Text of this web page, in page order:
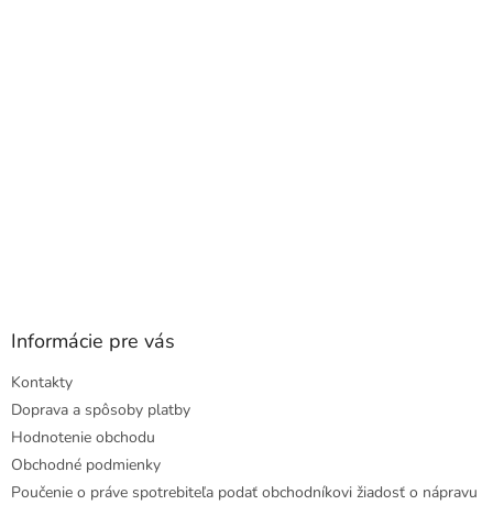
Informácie pre vás
Kontakty
Doprava a spôsoby platby
Hodnotenie obchodu
Obchodné podmienky
Poučenie o práve spotrebiteľa podať obchodníkovi žiadosť o nápravu